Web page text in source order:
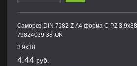
Саморез DIN 7982 Z А4 форма С PZ 3,9х38
79824039 38-OK
3,9х38
4.44 руб.